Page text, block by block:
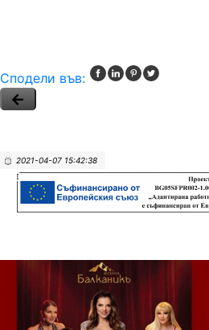
Сподели във:
2021-04-07 15:42:38